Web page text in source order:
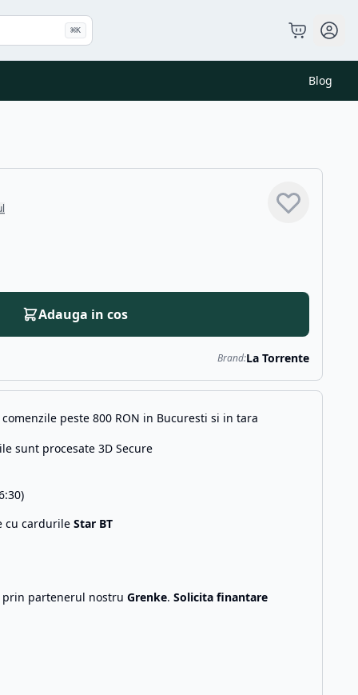
⌘K
Blog
Adauga in cos
Brand:La Torrente
peste 800 RON in Bucuresti si in tara
sunt procesate 3D Secure
cu cardurile Star BT
partenerul nostru Grenke. Solicita finantare